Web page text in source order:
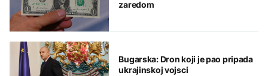
zaredom
Bugarska: Dron koji je pao pripada
ukrajinskoj vojsci